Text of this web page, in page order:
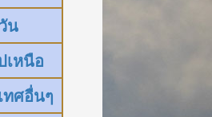
น
เหนือ
ศอื่นๆ